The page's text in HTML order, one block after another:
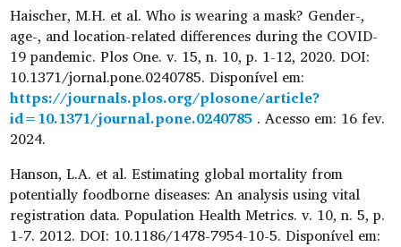
Haischer, M.H. et al. Who is wearing a mask? Gender-,
age-, and location-related differences during the COVID-
19 pandemic. Plos One. v. 15, n. 10, p. 1-12, 2020. DOI:
10.1371/jornal.pone.0240785. Disponível em:
https://journals.plos.org/plosone/article?
id=10.1371/journal.pone.0240785 . Acesso em: 16 fev.
2024.
Hanson, L.A. et al. Estimating global mortality from
potentially foodborne diseases: An analysis using vital
registration data. Population Health Metrics. v. 10, n. 5, p.
1-7. 2012. DOI: 10.1186/1478-7954-10-5. Disponível em: